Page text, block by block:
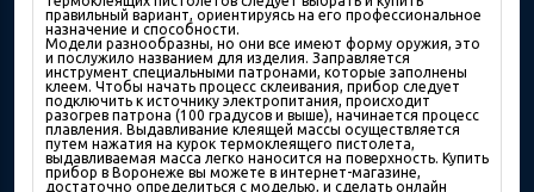
правильный вариант, ориентируясь на его профессиональное
назначение и способности.
Модели разнообразны, но они все имеют форму оружия, это
и послужило названием для изделия. Заправляется
инструмент специальными патронами, которые заполнены
клеем. Чтобы начать процесс склеивания, прибор следует
подключить к источнику электропитания, происходит
разогрев патрона (100 градусов и выше), начинается процесс
плавления. Выдавливание клеящей массы осуществляется
путем нажатия на курок термоклеящего пистолета,
выдавливаемая масса легко наносится на поверхность. Купить
прибор в Воронеже вы можете в интернет-магазине,
достаточно определиться с моделью, и сделать онлайн